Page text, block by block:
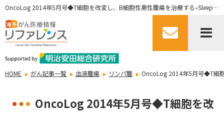
OncoLog 2014年5月号◆T細胞を改変し、B細胞性悪性腫瘍を治療する–Sleeping Beauty（眠れる森の美女）療法
HOME がん記事一覧 血液腫瘍 リンパ腫 OncoLog 2014年5月号◆T細
OncoLog 2014年5月号◆T細胞を改